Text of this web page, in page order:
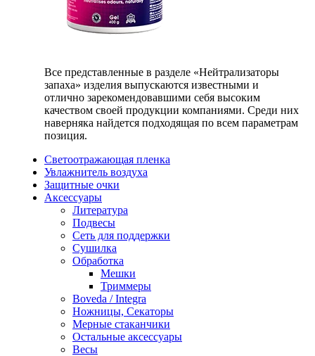
Все представленные в разделе «Нейтрализаторы
запаха» изделия выпускаются известными и
отлично зарекомендовавшими себя высоким
качеством своей продукции компаниями. Среди них
наверняка найдется подходящая по всем параметрам
позиция.
Светоотражающая пленка
Увлажнитель воздуха
Защитные очки
Аксессуары
Литература
Подвесы
Сеть для поддержки
Сушилка
Обработка
Мешки
Триммеры
Boveda / Integra
Ножницы, Секаторы
Мерные стаканчики
Остальные аксессуары
Весы